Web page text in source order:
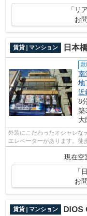
「リ
お
賃貸 | マンション 日本
南
地
近
8
築
大
外装にこだわったオシャレな
エレベーターがあります。徒
現在空
「
お
賃貸 | マンション DIOS